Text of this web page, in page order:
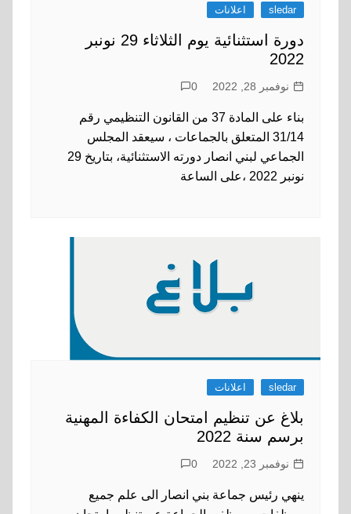
sledar اعلانات
دورة استثنائية يوم الثلاثاء 29 نونبر
2022
نوفمبر 28, 2022 0
بناء على المادة 37 من القانون التنظيمي رقم
31/14 المتعلق بالجماعات ، سيعقد المجلس
الجماعي لبني انصار دورته الاستثنائية، بتاريخ 29
نونبر 2022 ،على الساعة
sledar اعلانات
بلاغ عن تنظيم امتحان الكفاءة المهنية
برسم سنة 2022
نوفمبر 23, 2022 0
ينهي رئيس جماعة بني انصار الى علم جميع